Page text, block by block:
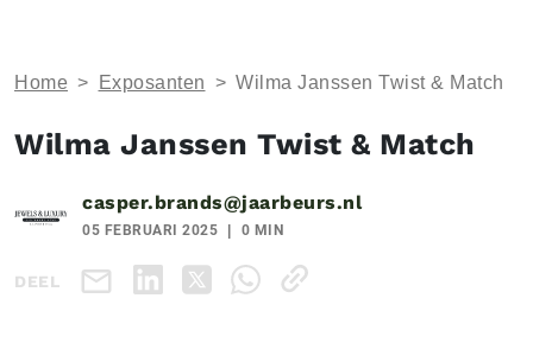
Home > Exposanten > Wilma Janssen Twist & Match
Wilma Janssen Twist & Match
casper.brands@jaarbeurs.nl
05 FEBRUARI 2025 0 MIN
DEEL